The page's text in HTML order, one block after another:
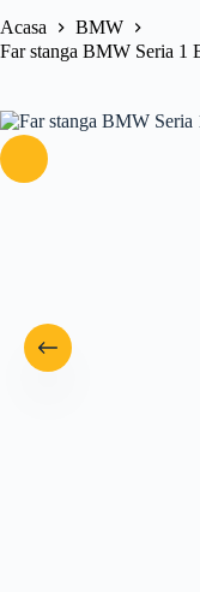
Acasa
BMW
Far stanga BMW Seria 1